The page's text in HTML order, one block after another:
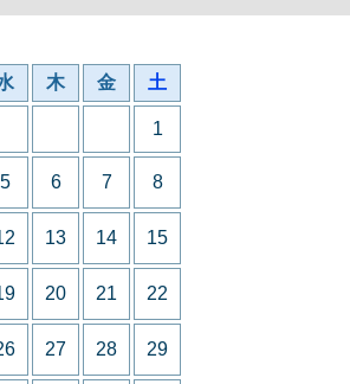
木 金 土
1
5 6 7 8
13 14 15
20 21 22
27 28 29